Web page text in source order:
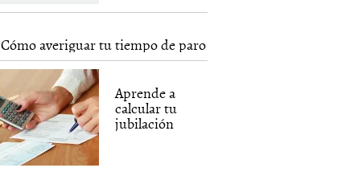
Cómo averiguar tu tiempo de paro
Aprende a
calcular tu
jubilación